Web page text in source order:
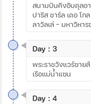
สนามบินคิงอับดุลอา
ปารีส ชาร์ล เดอ โก
ลาวัลเล่ – มหาวิหา
Day : 3
พระราชวังแวร์ซาย
เรือแม่น้ำแซน
Day : 4